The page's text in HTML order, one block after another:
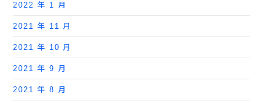
2022 年 1 月
2021 年 11 月
2021 年 10 月
2021 年 9 月
2021 年 8 月